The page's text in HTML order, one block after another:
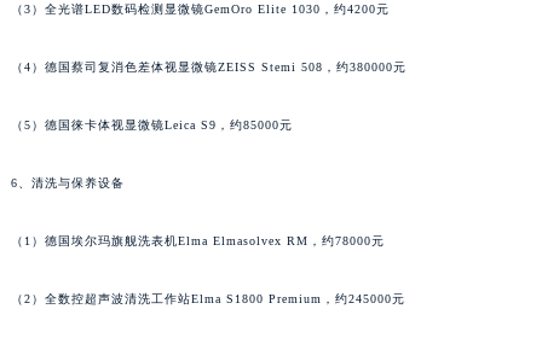
（3）全光谱LED数码检测显微镜GemOro Elite 1030，约4200元
（4）德国蔡司复消色差体视显微镜ZEISS Stemi 508，约380000元
（5）德国徕卡体视显微镜Leica S9，约85000元
6、清洗与保养设备
（1）德国埃尔玛旗舰洗表机Elma Elmasolvex RM，约78000元
（2）全数控超声波清洗工作站Elma S1800 Premium，约245000元